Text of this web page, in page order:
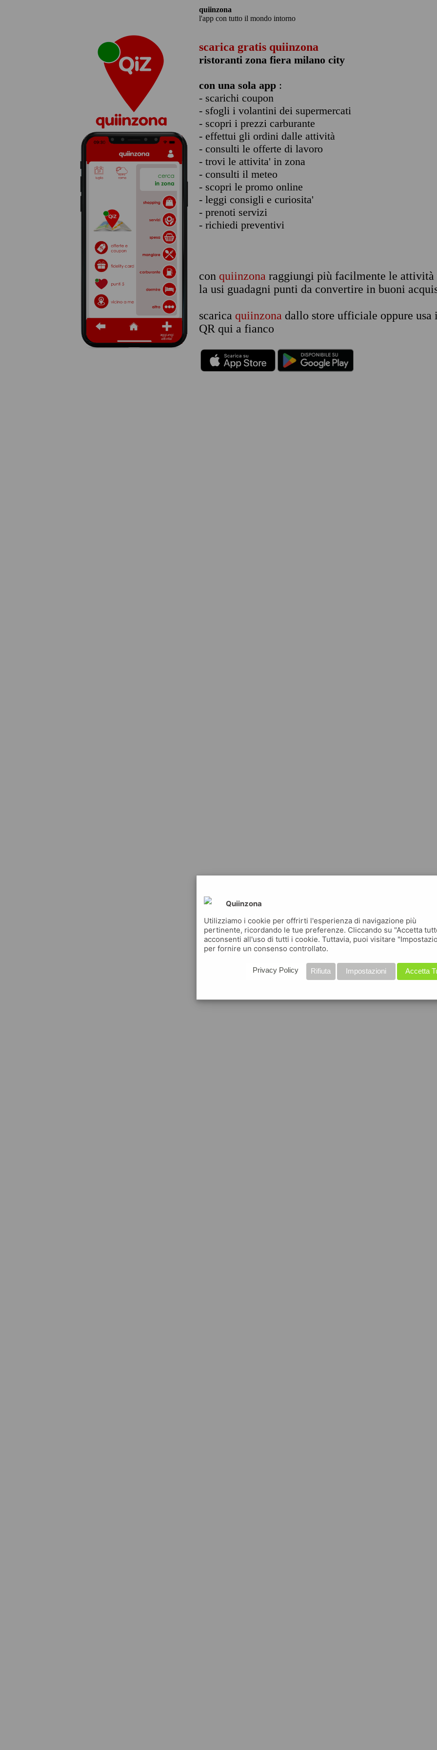
quiinzona
l'app con tutto il mondo intorno
scarica gratis quiinzona
ristoranti zona fiera milano city
con una sola app :
- scarichi coupon
- sfogli i volantini dei supermercati
- scopri i prezzi carburante
- effettui gli ordini dalle attività
- consulti le offerte di lavoro
- trovi le attivita' in zona
- consulti il meteo
- scopri le promo online
- leggi consigli e curiosita'
- prenoti servizi
- richiedi preventivi
con quiinzona raggiungi più facilmente le attività
la usi guadagni punti da convertire in buoni
scarica quiinzona dallo store ufficiale oppure usa
QR qui a fianco
Quiinzona
Utilizziamo i cookie per offrirti l'esperienza di navigazione più
pertinente, ricordando le tue preferenze. Cliccando su "Accetta
acconsenti all'uso di tutti i cookie. Tuttavia, puoi visitare
per fornire un consenso controllato.
Accetta
Impostazioni
Rifiuta
Privacy Policy